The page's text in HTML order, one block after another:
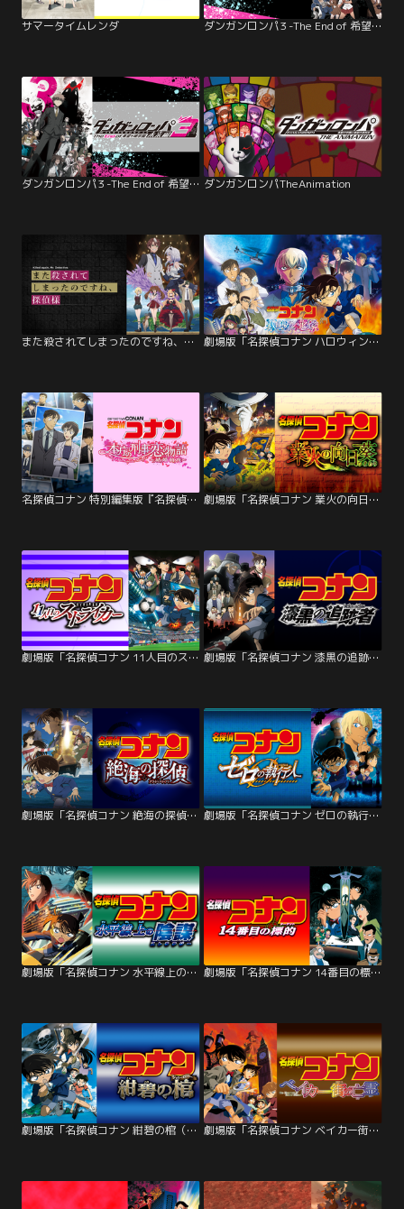
サマータイムレンダ ダンガンロンパ3 -The End of 希望ヶ峰学園- 絶望編
ダンガンロンパ3 -The End of 希望ヶ峰学園- 未来編 ダンガンロンパTheAnimation
また殺されてしまったのですね、探偵様 劇場版「名探偵コナン ハロウィンの花嫁」
名探偵コナン 特別編集版『名探偵コナン 本庁の刑事恋物語～結婚前夜～』 劇場版「名探偵コナン 業火の向日葵」
劇場版「名探偵コナン 11人目のストライカー」 劇場版「名探偵コナン 漆黒の追跡者（チェイサー）」
劇場版「名探偵コナン 絶海の探偵（プライベート・アイ）」 劇場版「名探偵コナン ゼロの執行人」
劇場版「名探偵コナン 水平線上の陰謀（ストラテジー）」 劇場版「名探偵コナン 14番目の標的（ターゲット）」
劇場版「名探偵コナン 紺碧の棺（ジョリー・ロジャー）」 劇場版「名探偵コナン ベイカー街（ストリート）の亡霊」